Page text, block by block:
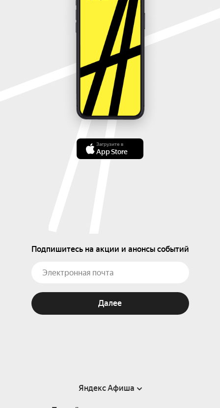
Загрузите в
App Store
Подпишитесь на акции и анонсы событий
Далее
Яндекс Афиша